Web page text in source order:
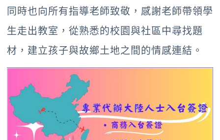
同時也向所有指導老師致敬，感謝老師帶領學
生走出教室，從熟悉的校園與社區中尋找題
材，建立孩子與故鄉土地之間的情感連結。